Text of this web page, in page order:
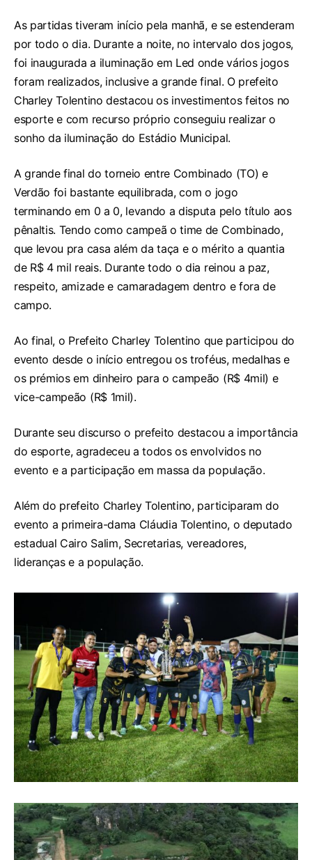
As partidas tiveram início pela manhã, e se estenderam
por todo o dia. Durante a noite, no intervalo dos jogos,
foi inaugurada a iluminação em Led onde vários jogos
foram realizados, inclusive a grande final. O prefeito
Charley Tolentino destacou os investimentos feitos no
esporte e com recurso próprio conseguiu realizar o
sonho da iluminação do Estádio Municipal.
A grande final do torneio entre Combinado (TO) e
Verdão foi bastante equilibrada, com o jogo
terminando em 0 a 0, levando a disputa pelo título aos
pênaltis. Tendo como campeã o time de Combinado,
que levou pra casa além da taça e o mérito a quantia
de R$ 4 mil reais. Durante todo o dia reinou a paz,
respeito, amizade e camaradagem dentro e fora de
campo.
Ao final, o Prefeito Charley Tolentino que participou do
evento desde o início entregou os troféus, medalhas e
os prémios em dinheiro para o campeão (R$ 4mil) e
vice-campeão (R$ 1mil).
Durante seu discurso o prefeito destacou a importância
do esporte, agradeceu a todos os envolvidos no
evento e a participação em massa da população.
Além do prefeito Charley Tolentino, participaram do
evento a primeira-dama Cláudia Tolentino, o deputado
estadual Cairo Salim, Secretarias, vereadores,
lideranças e a população.